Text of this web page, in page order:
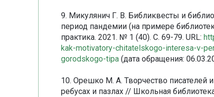
9. Микулянич Г. В. Библиквесты и
период пандемии (на примере
практика. 2021. № 1 (40). С. 69-79. URL:
kak-motivatory-chitatelskogo-interesa-v-
gorodskogo-tipa (дата обращения:
10. Орешко М. А. Творчество писателей
ребусах и пазлах // Школьная